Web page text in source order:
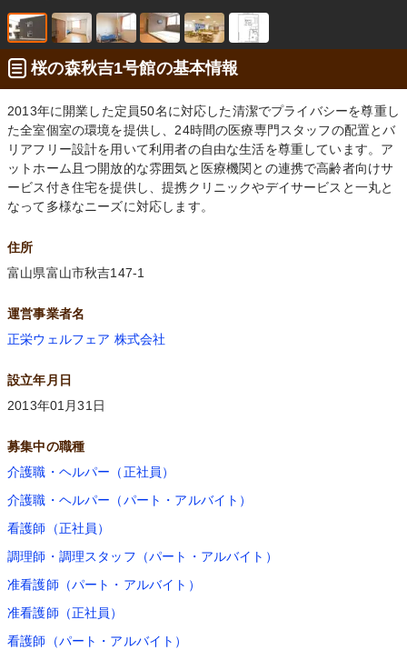
桜の森秋吉1号館の基本情報
2013年に開業した定員50名に対応した清潔でプライバシーを尊重し
た全室個室の環境を提供し、24時間の医療専門スタッフの配置とバ
リアフリー設計を用いて利用者の自由な生活を尊重しています。ア
ットホーム且つ開放的な雰囲気と医療機関との連携で高齢者向けサ
ービス付き住宅を提供し、提携クリニックやデイサービスと一丸と
なって多様なニーズに対応します。
住所
富山県富山市秋吉147-1
運営事業者名
正栄ウェルフェア 株式会社
設立年月日
2013年01月31日
募集中の職種
介護職・ヘルパー（正社員）
介護職・ヘルパー（パート・アルバイト）
看護師（正社員）
調理師・調理スタッフ（パート・アルバイト）
准看護師（パート・アルバイト）
准看護師（正社員）
看護師（パート・アルバイト）